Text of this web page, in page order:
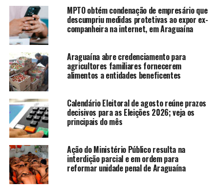
MPTO obtém condenação de empresário que
descumpriu medidas protetivas ao expor ex-
companheira na internet, em Araguaína
Araguaína abre credenciamento para
agricultores familiares fornecerem
alimentos a entidades beneficentes
Calendário Eleitoral de agosto reúne prazos
decisivos para as Eleições 2026; veja os
principais do mês
Ação do Ministério Público resulta na
interdição parcial e em ordem para
reformar unidade penal de Araguaína